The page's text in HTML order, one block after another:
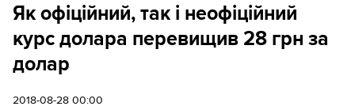
Як офіційний, так і неофіційний
курс долара перевищив 28 грн за
долар
2018-08-28 00:00